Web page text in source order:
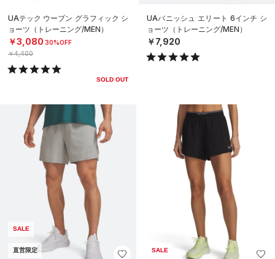
UAテック ウーブン グラフィック シ
ョーツ（トレーニング/MEN）
￥3,080 30%OFF
￥4,400
SOLD OUT
UAバニッシュ エリート 6インチ シ
ョーツ（トレーニング/MEN）
￥7,920
SALE
直営限定 SALE